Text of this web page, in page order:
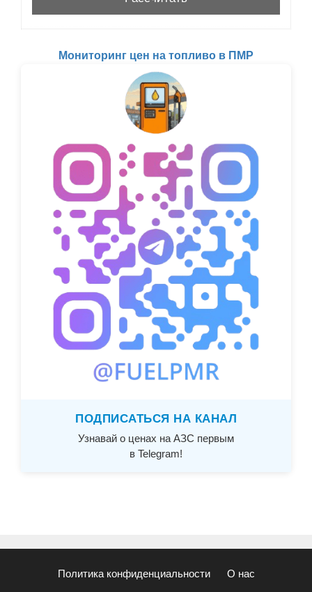
Мониторинг цен на топливо в ПМР
ПОДПИСАТЬСЯ НА КАНАЛ
Узнавай о ценах на АЗС первым
в Telegram!
Политика конфиденциальности О нас